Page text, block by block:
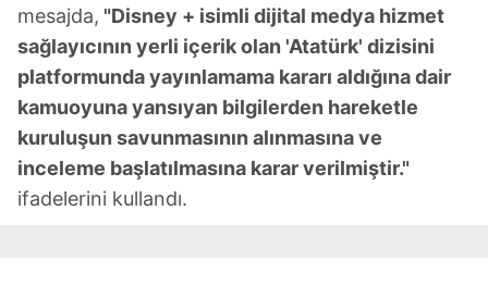
mesajda, "Disney + isimli dijital medya hizmet
sağlayıcının yerli içerik olan 'Atatürk' dizisini
platformunda yayınlamama kararı aldığına dair
kamuoyuna yansıyan bilgilerden hareketle
kuruluşun savunmasının alınmasına ve
inceleme başlatılmasına karar verilmiştir."
ifadelerini kullandı.